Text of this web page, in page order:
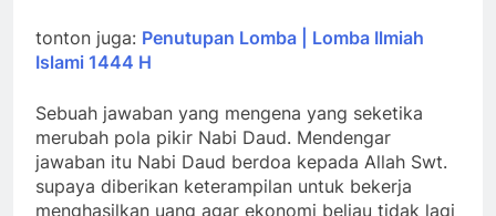
tonton juga: Penutupan Lomba | Lomba Ilmiah
Islami 1444 H
Sebuah jawaban yang mengena yang seketika
merubah pola pikir Nabi Daud. Mendengar
jawaban itu Nabi Daud berdoa kepada Allah Swt.
supaya diberikan keterampilan untuk bekerja
menghasilkan uang agar ekonomi beliau tidak lagi